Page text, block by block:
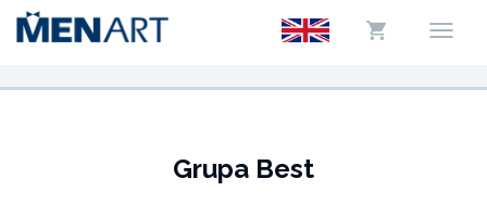
Grupa Best